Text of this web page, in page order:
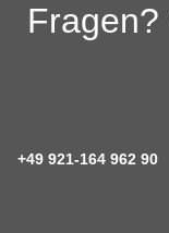
Fragen?
+49 921-164 962 90